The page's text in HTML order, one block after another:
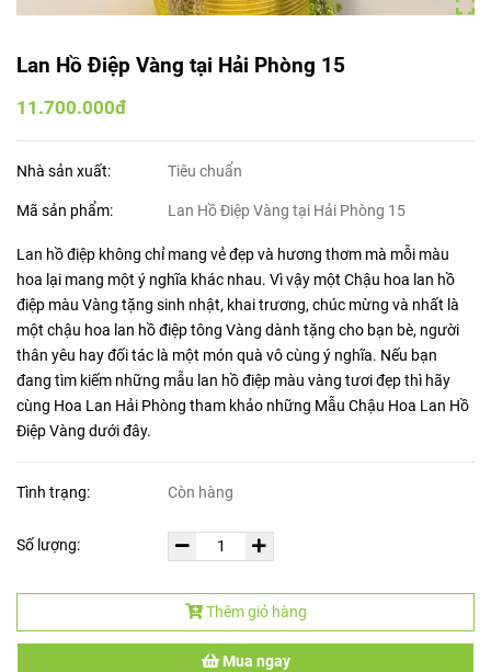
Lan Hồ Điệp Vàng tại Hải Phòng 15
11.700.000đ
Nhà sản xuất: Tiêu chuẩn
Mã sản phẩm: Lan Hồ Điệp Vàng tại Hải Phòng 15
Lan hồ điệp không chỉ mang vẻ đẹp và hương thơm mà mỗi màu
hoa lại mang một ý nghĩa khác nhau. Vì vậy một Chậu hoa lan hồ
điệp màu Vàng tặng sinh nhật, khai trương, chúc mừng và nhất là
một chậu hoa lan hồ điệp tông Vàng dành tặng cho bạn bè, người
thân yêu hay đối tác là một món quà vô cùng ý nghĩa. Nếu bạn
đang tìm kiếm những mẫu lan hồ điệp màu vàng tươi đẹp thì hãy
cùng Hoa Lan Hải Phòng tham khảo những Mẫu Chậu Hoa Lan Hồ
Điệp Vàng dưới đây.
Tình trạng: Còn hàng
Số lượng:
Thêm giỏ hàng
Mua ngay